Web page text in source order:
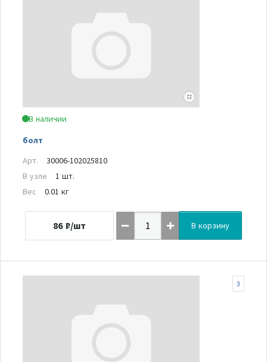
В наличии
болт
Арт.
30006-102025810
В узле
1 шт.
Вес
0.01 кг
86 ₽/шт В корзину
3